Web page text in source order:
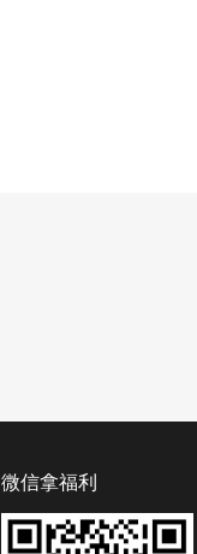
微信拿福利